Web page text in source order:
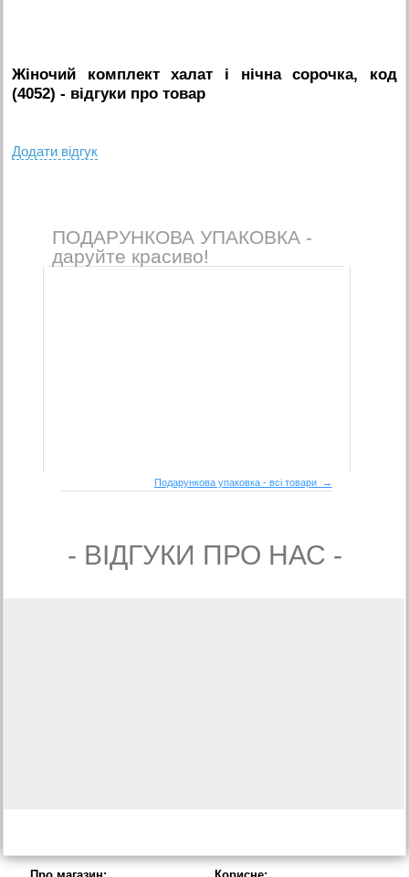
Жіночий комплект халат і нічна сорочка, код
(4052) - вiдгуки про товар
Додати вiдгук
ПОДАРУНКОВА УПАКОВКА -
даруйте красиво!
Подарункова упаковка - всі товари →
- ВIДГУКИ ПРО НАС -